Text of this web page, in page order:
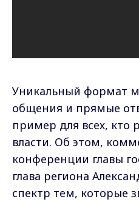
Уникальный формат
общения и прямые
пример для всех, кто
власти. Об этом,
конференции главы
глава региона
спектр тем, которые